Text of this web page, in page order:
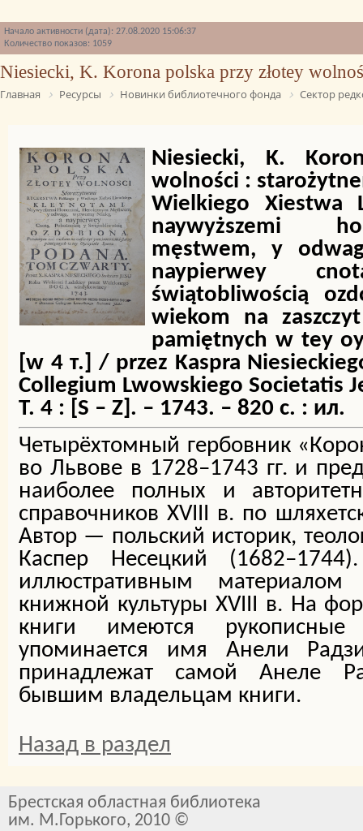
Начало активности (дата): 27.08.2020 15:06:37
Количество показов: 1059
Niesiecki, K. Korona polska przy złotey
Главная Ресурсы Новинки библиотечного фонда Сектор
Niesiecki, K.
wolności :
Wielkiego Xiestwa
naywyższemi
męstwem, y
naypierwey
świątobliwością
wiekom na
pamiętnych w tey
[w 4 т.] / przez Kaspra
Collegium Lwowskiego Societatis
Т. 4 : [S – Z]. – 1743. – 820 c. : ил.
Четырёхтомный гербовник
во Львове в 1728–1743 гг. и
наиболее полных и
справочников XVIII в. по
Автор — польский историк,
Каспер Несецкий
иллюстративным материалом
книжной культуры XVIII в. На
книги имеются
упоминается имя Анели
принадлежат самой Анеле
бывшим владельцам книги.
Назад в раздел
Брестская областная библиотека
им. М.Горького, 2010 ©